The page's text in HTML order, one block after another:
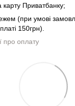
карту Приватбанку;
(при умові
150грн).
про оплату